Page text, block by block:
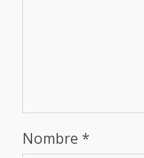
Nombre *